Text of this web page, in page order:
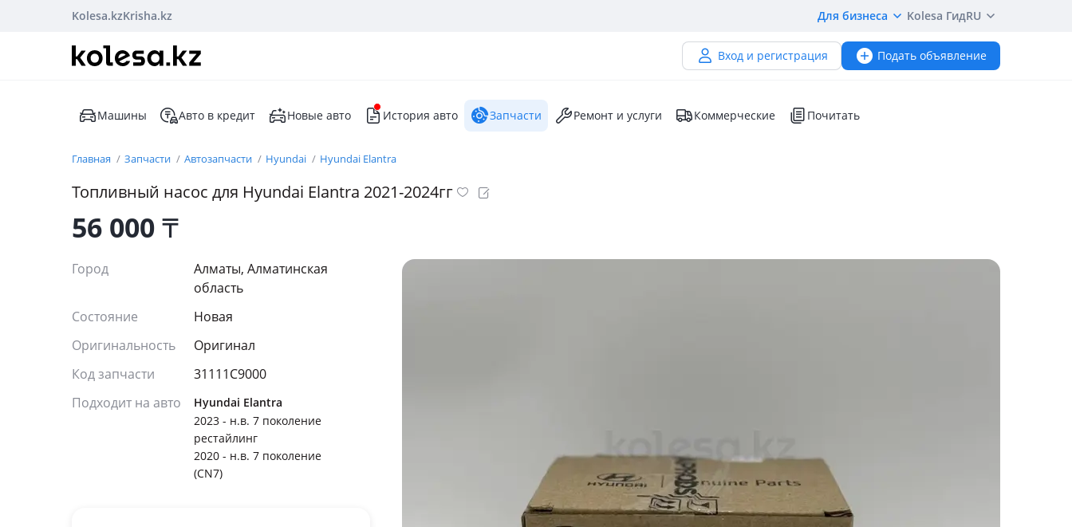
Kolesa.kzKrisha.kz Для бизнеса Kolesa ГидRU
Вход и регистрация Подать объявление
Машины Авто в кредит Новые авто История авто Запчасти Ремонт и услуги Коммерческие Почитать
Главная Запчасти Автозапчасти Hyundai Hyundai Elantra
Топливный насос для Hyundai Elantra 2021-2024гг
56 000₸
Город
Алматы, Алматинская
область
Состояние
Новая
Оригинальность
Оригинал
Код запчасти
31111C9000
Подходит на авто
Hyundai Elantra
2023 - н.в. 7 поколение
рестайлинг
2020 - н.в. 7 поколение
(CN7)